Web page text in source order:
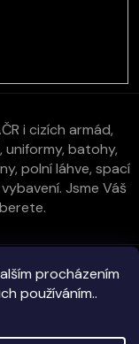
procházením
používáním..
i cizích armád,
uniformy, batohy,
polní láhve, spací
Jsme Váš